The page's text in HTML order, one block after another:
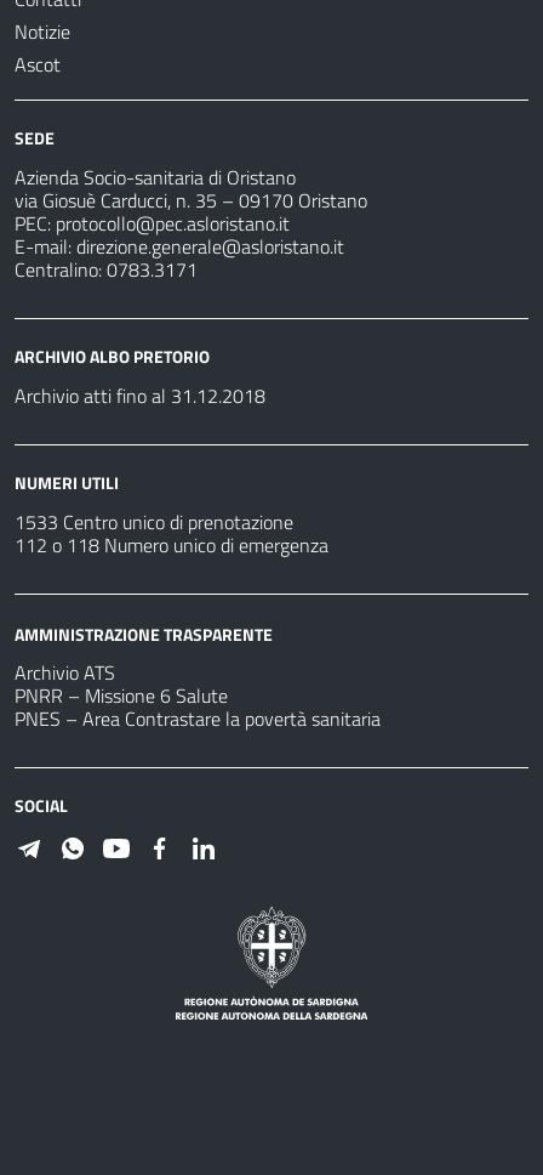
Notizie
Ascot
SEDE
Azienda Socio-sanitaria di Oristano
via Giosuè Carducci, n. 35 – 09170 Oristano
PEC: protocollo@pec.asloristano.it
E-mail:direzione.generale@asloristano.it
Centralino: 0783.3171
ARCHIVIO ALBO PRETORIO
Archivio atti fino al 31.12.2018
NUMERI UTILI
1533 Centro unico di prenotazione
112 o 118 Numero unico di emergenza
AMMINISTRAZIONE TRASPARENTE
Archivio ATS
PNRR – Missione 6 Salute
PNES – Area Contrastare la povertà sanitaria
SOCIAL